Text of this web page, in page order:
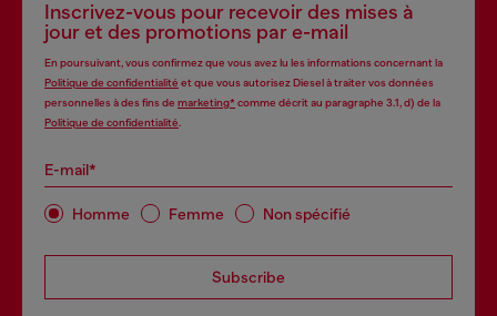
Inscrivez-vous pour recevoir des mises à
jour et des promotions par e-mail
En poursuivant, vous confirmez que vous avez lu les informations concernant la
Politique de confidentialité et que vous autorisez Diesel à traiter vos données
personnelles à des fins de marketing*comme décrit au paragraphe 3.1, d) de la
Politique de confidentialité
E-mail*
Homme Femme Non spécifié
Subscribe